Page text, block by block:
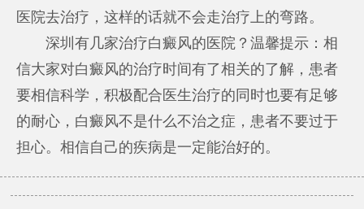
医院去治疗，这样的话就不会走治疗上的弯路。
深圳有几家治疗白癜风的医院？温馨提示：相
信大家对白癜风的治疗时间有了相关的了解，患者
要相信科学，积极配合医生治疗的同时也要有足够
的耐心，白癜风不是什么不治之症，患者不要过于
担心。相信自己的疾病是一定能治好的。